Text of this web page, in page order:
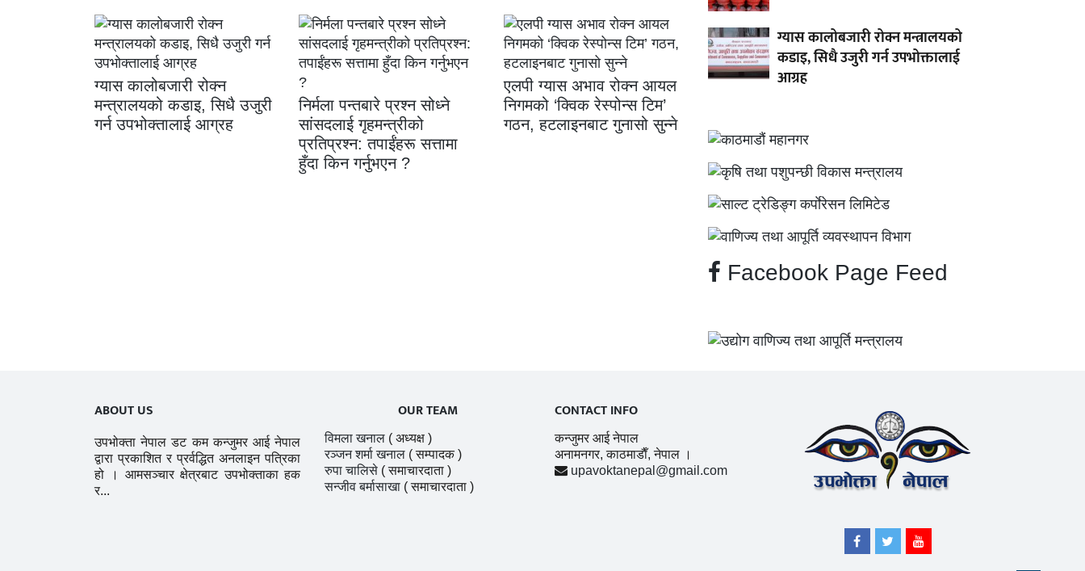
ग्यास कालोबजारी रोक्न
मन्त्रालयको कडाइ, सिधै उजुरी
गर्न उपभोक्तालाई आग्रह
निर्मला पन्तबारे प्रश्न सोध्ने
सांसदलाई गृहमन्त्रीको
प्रतिप्रश्न: तपाईंहरू सत्तामा
हुँदा किन गर्नुभएन ?
एलपी ग्यास अभाव रोक्न आयल
निगमको ‘क्विक रेस्पोन्स टिम’
गठन, हटलाइनबाट गुनासो सुन्ने
ग्यास कालोबजारी रोक्न मन्त्रालयको
कडाइ, सिधै उजुरी गर्न उपभोक्तालाई
आग्रह
Facebook Page Feed
ABOUT US
उपभोक्ता नेपाल डट कम कन्जुमर आई नेपाल
द्वारा प्रकाशित र प्रर्वद्धित अनलाइन पत्रिका
हो । आमसञ्चार क्षेत्रबाट उपभोक्ताका हक
र...
OUR TEAM
विमला खनाल ( अध्यक्ष )
रञ्जन शर्मा खनाल ( सम्पादक )
रुपा चालिसे ( समाचारदाता )
सन्जीव बर्मासाखा ( समाचारदाता )
CONTACT INFO
कन्जुमर आई नेपाल
अनामनगर, काठमाडाैँ, नेपाल ।
upavoktanepal@gmail.com